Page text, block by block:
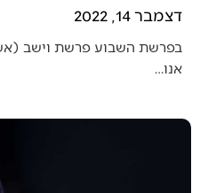
דצמבר 14, 2022
בפרשת השבוע פרשת וישב
אנו…